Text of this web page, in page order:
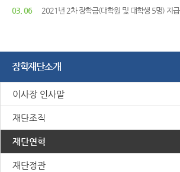
03. 06
2021년 2차 장학금(대학원 및 대학생 5명) 지급
장학재단소개
이사장 인사말
재단조직
재단연혁
재단정관